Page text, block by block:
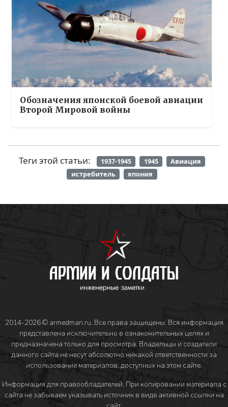
Обозначения японской боевой авиации
Второй Мировой войны
Теги этой статьи: 1937-1945 1945
Авиация
истребитель
япония
2014-2026 © armedman.ru. Все права защищены. Вся информация
представлена исключительно в ознакомительных целях и
предназначена только для просмотра. Владельцы и создатели
данного сайта не несут абсолютно никакой ответственности за
использование материалов, доступных на этом сайте.
Информация для правообладателей. При копировании материала с
сайта не забываем указывать источник в виде активной ссылки на